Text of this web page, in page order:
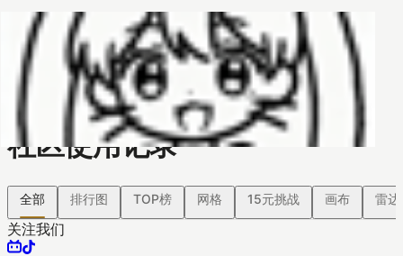
哈基榜
搜索
创建模板
返回模版
社区使用记录
全部 排行图 TOP榜 网格 15元挑战 画布 雷达
关注我们